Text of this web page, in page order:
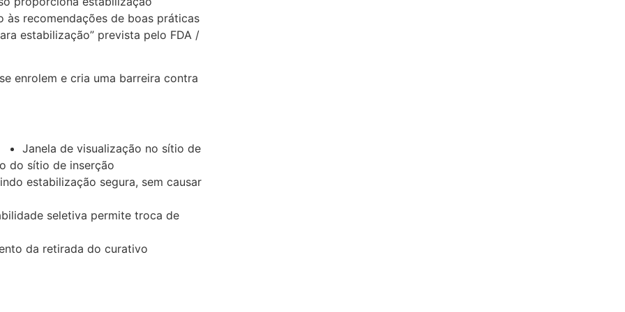
às recomendações de boas práticas
estabilização” prevista pelo FDA /
enrolem e cria uma barreira contra
Janela de visualização no sítio de
do sítio de inserção
estabilização segura, sem causar
seletiva permite troca de
da retirada do curativo